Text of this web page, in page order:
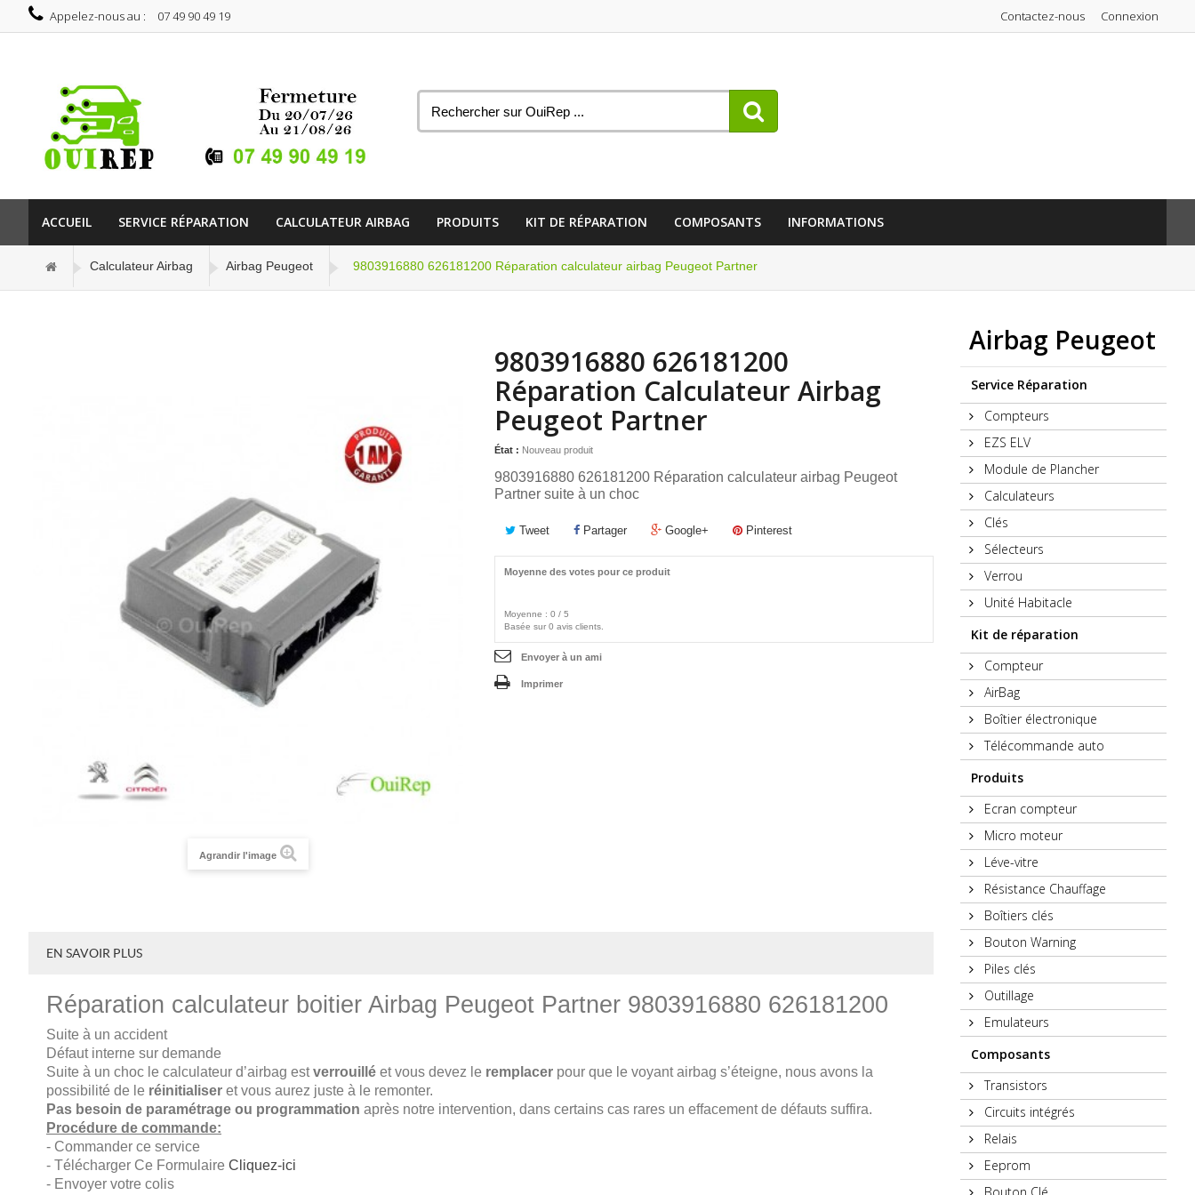
Connexion
Contactez-nous
Appelez-nous au : 07 49 90 49 19
ACCUEIL SERVICE RÉPARATION CALCULATEUR AIRBAG PRODUITS KIT DE RÉPARATION COMPOSANTS INFORMATIONS
Calculateur Airbag Airbag Peugeot 9803916880 626181200 Réparation calculateur airbag Peugeot Partner
Agrandir l'image
9803916880 626181200
Réparation Calculateur Airbag
Peugeot Partner
État : Nouveau produit
9803916880 626181200 Réparation calculateur airbag Peugeot
Partner suite à un choc
Tweet Partager Google+ Pinterest
Moyenne des votes pour ce produit
Moyenne : 0 / 5
Basée sur 0 avis clients.
Envoyer à un ami
Imprimer
EN SAVOIR PLUS
Réparation calculateur boitier Airbag Peugeot Partner 9803916880 626181200
Suite à un accident
Défaut interne sur demande
Suite à un choc le calculateur d’airbag estverrouillé et vous devez le remplacer pour que le voyant airbag s’éteigne, nous avons la
possibilité de le réinitialiser et vous aurez juste à le remonter.
Pas besoin de paramétrage ou programmation après notre intervention, dans certains cas rares un effacement de défauts suffira.
Procédure de commande:
- Commander ce service
- Télécharger Ce Formulaire Cliquez-ici
- Envoyer votre colis
Airbag Peugeot
Service Réparation
Compteurs
EZS ELV
Module de Plancher
Calculateurs
Clés
Sélecteurs
Verrou
Unité Habitacle
Kit de réparation
Compteur
AirBag
Boîtier électronique
Télécommande auto
Produits
Ecran compteur
Micro moteur
Léve-vitre
Résistance Chauffage
Boîtiers clés
Bouton Warning
Piles clés
Outillage
Emulateurs
Composants
Transistors
Circuits intégrés
Relais
Eeprom
Bouton Clé